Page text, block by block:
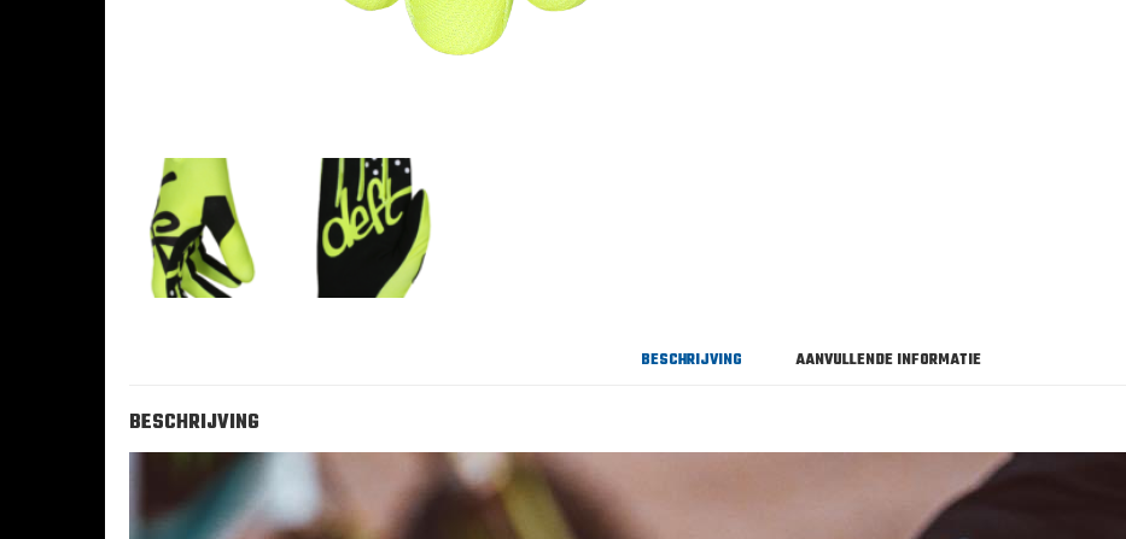
BESCHRIJVING AANVULLENDE INFORMATIE
BESCHRIJVING